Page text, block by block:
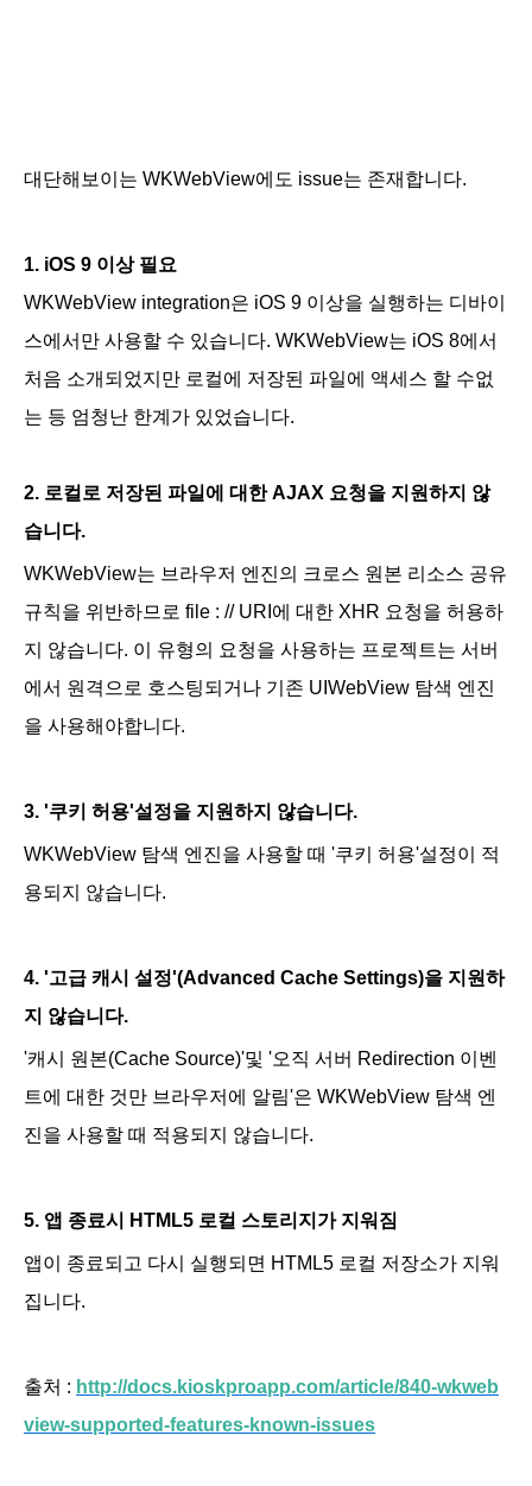
대단해보이는 WKWebView에도 issue는 존재합니다.
1. iOS 9 이상 필요
WKWebView integration은 iOS 9 이상을 실행하는 디바이
스에서만 사용할 수 있습니다. WKWebView는 iOS 8에서
처음 소개되었지만 로컬에 저장된 파일에 액세스 할 수없
는 등 엄청난 한계가 있었습니다.
2. 로컬로 저장된 파일에 대한 AJAX 요청을 지원하지 않
습니다.
WKWebView는 브라우저 엔진의 크로스 원본 리소스 공유
규칙을 위반하므로 file : // URI에 대한 XHR 요청을 허용하
지 않습니다. 이 유형의 요청을 사용하는 프로젝트는 서버
에서 원격으로 호스팅되거나 기존 UIWebView 탐색 엔진
을 사용해야합니다.
3. '쿠키 허용'설정을 지원하지 않습니다.
WKWebView 탐색 엔진을 사용할 때 '쿠키 허용'설정이 적
용되지 않습니다.
4. '고급 캐시 설정'(Advanced Cache Settings)을 지원하
지 않습니다.
'캐시 원본(Cache Source)'및 '오직 서버 Redirection 이벤
트에 대한 것만 브라우저에 알림'은 WKWebView 탐색 엔
진을 사용할 때 적용되지 않습니다.
5. 앱 종료시 HTML5 로컬 스토리지가 지워짐
앱이 종료되고 다시 실행되면 HTML5 로컬 저장소가 지워
집니다.
출처 : http://docs.kioskproapp.com/article/840-wkweb
view-supported-features-known-issues